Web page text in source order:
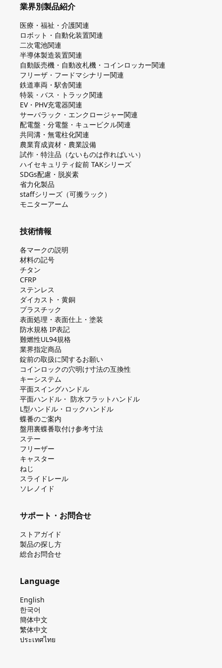
業界別製品紹介
医療・福祉・介護関連
ロボット・自動化装置関連
二次電池関連
半導体製造装置関連
自動販売機・自動改札機・コインロッカー関連
フリーザ・フードマシナリー関連
鉄道車両・駅舎関連
特装・バス・トラック関連
EV・PHV充電器関連
サーバラック・エンクロージャー関連
配電盤・分電盤・キュービクル関連
共同溝・無電柱化関連
農業育成資材・農業設備
試作・特注品（ないものは作ればいい）
ハイセキュリティ錠前 TAKシリーズ
SDGs配慮・脱炭素
省力化製品
staffシリーズ（可搬ラック）
モニターアーム
技術情報
各マークの説明
材料の記号
チタン
CFRP
ステンレス
ダイカスト・⻩銅
プラスチック
表面処理・表面仕上・塗装
防⽔規格 IP表記
難燃性UL94規格
業界指定商品
錠前の取扱に関するお願い
コインロックの⽳明け⼨法の互換性
キーシステム
平⾯スイングハンドル
平⾯ハンドル・ 防⽔フラットハンドル
L型ハンドル・ロックハンドル
蝶番のご案内
盤⽤裏蝶番取付け参考⼨法
ステー
フリーザー
キャスター
ねじ
スライドレール
ソレノイド
サポート・お問合せ
ストアガイド
製品の探し⽅
総合お問合せ
Language
English
한국어
簡体中文
繁体中文
ประเทศไทย